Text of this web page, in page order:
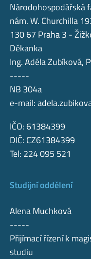
Národohospodářská
nám. W. Churchilla
130 67 Praha 3 -
Děkanka
Ing. Adéla Zubíková,
-----
NB 304a
e-mail:
IČO: 61384399
DIČ: CZ61384399
Tel: 224 095 521
Studijní oddělení
Alena Muchková
-----
Přijímací řízení k
studiu